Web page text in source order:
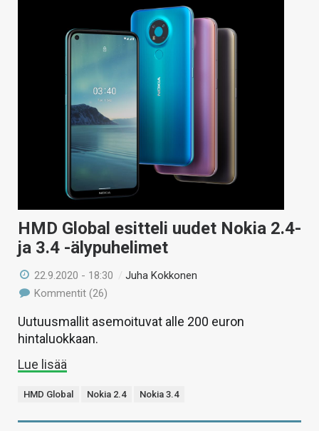
HMD Global esitteli uudet Nokia 2.4-
ja 3.4 -älypuhelimet
22.9.2020 - 18:30 /Juha Kokkonen
Kommentit (26)
Uutuusmallit asemoituvat alle 200 euron
hintaluokkaan.
Lue lisää
HMD Global Nokia 2.4 Nokia 3.4